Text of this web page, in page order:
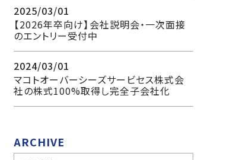
2025/03/01
【2026年卒向け】会社説明会・一次面接
のエントリー受付中
2024/03/01
マコトオーバーシーズサービセス株式会
社の株式100%取得し完全子会社化
ARCHIVE